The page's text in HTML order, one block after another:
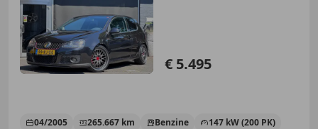
€ 5.495
04/2005 265.667 km Benzine
147 kW (200 PK)